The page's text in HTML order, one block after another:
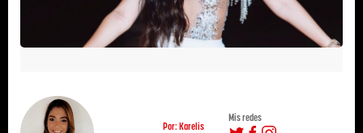
Por: Karelis
Mis redes